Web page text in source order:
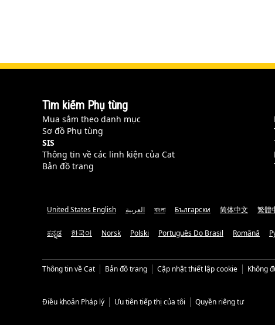
Tìm kiếm Phụ tùng
Mua sắm theo danh mục
Sơ đồ Phụ tùng
SIS
Thông tin về các linh kiện của Cat
Bản đồ trang
United States English العربية বাংলা Български 简体中文 繁體
ಕನ್ನಡ 한국어 Norsk Polski Português Do Brasil Română
Thông tin về Cat Bản đồ trang Cập nhật thiết lập cookie Không
Điều khoản Pháp lý Ưu tiên tiếp thị của tôi Quyền riêng tư